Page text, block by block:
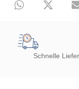
Schnelle